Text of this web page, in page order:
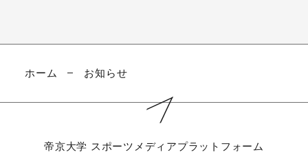
ホーム お知らせ
帝京大学 スポーツメディアプラットフォーム